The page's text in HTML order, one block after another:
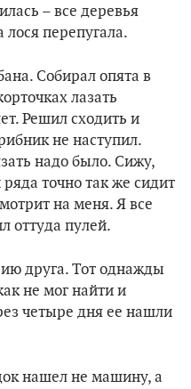
– все деревья
лося перепугала.
Собирал опята в
лазать
Решил сходить и
не наступил.
надо было. Сижу,
точно так же сидит
на меня. Я все
оттуда пулей.
друга. Тот однажды
не мог найти и
четыре дня ее нашли
нашел не машину, а